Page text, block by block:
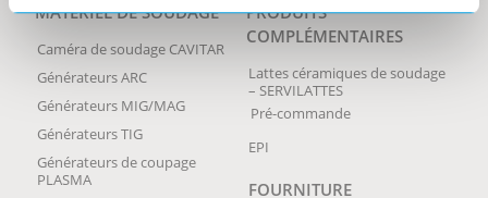
MATÉRIEL DE SOUDAGE
Caméra de soudage CAVITAR
Générateurs ARC
Générateurs MIG/MAG
Générateurs TIG
Générateurs de coupage
PLASMA
PRODUITS
COMPLÉMENTAIRES
Lattes céramiques de soudage
– SERVILATTES
Pré-commande
EPI
FOURNITURE